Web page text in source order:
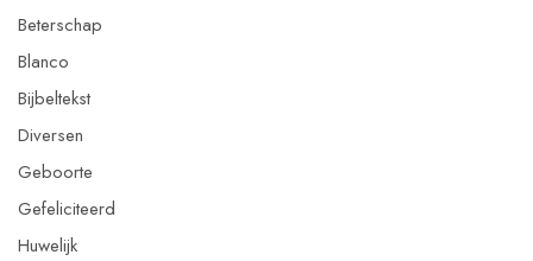
Beterschap
Blanco
Bijbeltekst
Diversen
Geboorte
Gefeliciteerd
Huwelijk